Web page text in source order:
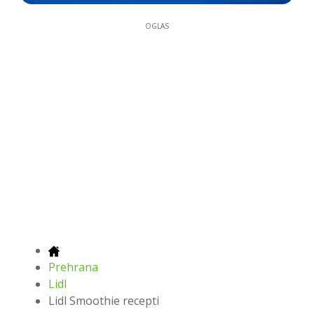
OGLAS
Prehrana
Lidl
Lidl Smoothie recepti